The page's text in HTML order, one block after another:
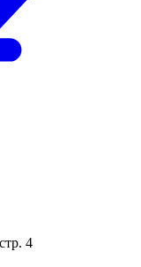
4